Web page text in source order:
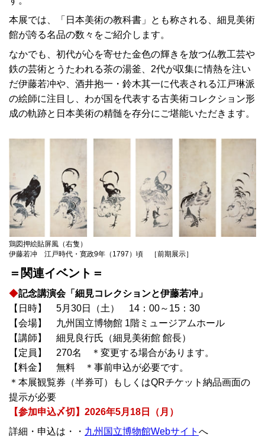
本展では、「日本美術の教科書」とも称される、細見美術
館が誇る名品の数々をご紹介します。
なかでも、初代が心を寄せた金色の輝きを放つ仏教工芸や
鉄の芸術とうたわれる茶の湯釜、2代が収集に情熱を注い
だ伊藤若冲や、酒井抱一・鈴木其一に代表される江戸琳派
の絵師に注目し、わが国を代表する古美術コレクション形
成の軌跡と日本美術の精髄を存分にご堪能いただきます。
鶏図押絵貼屏風（右隻）
伊藤若冲 江戸時代・寛政9年（1797）頃 ［前期展示］
＝関連イベント＝
◆記念講演会「細見コレクションと伊藤若冲」
【日時】 5月30日（土） 14：00～15：30
【会場】 九州国立博物館 1階ミュージアムホール
【講師】 細見良行氏（細見美術館 館長）
【定員】 270名 ＊変更する場合があります。
【料金】 無料 ＊事前申込が必要です。
＊本展観覧券（半券可）もしくはQRチケット納品画面の
提示が必要
【参加申込〆切】2026年5月18日（月）
詳細・申込は・・ 九州国立博物館Webサイト へ